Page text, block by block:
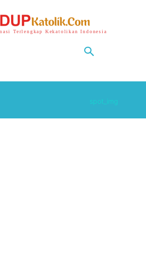
Terlengkap Kekatolikan Indonesia